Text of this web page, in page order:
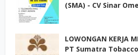
(SMA) - CV Sinar
LOWONGAN KERJA
PT Sumatra